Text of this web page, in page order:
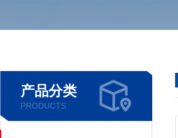
产品分类
PRODUCTS